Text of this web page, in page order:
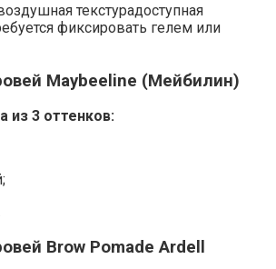
текстурадоступная
фиксировать гелем или
Maybeeline (Мейбилин)
из 3 оттенков:
Brow Pomade Ardell